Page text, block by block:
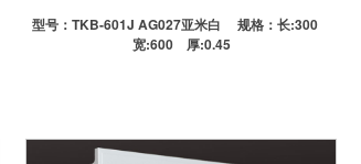
型号： TKB-601J AG027亚米白
规格：长:300
宽:600 厚:0.45